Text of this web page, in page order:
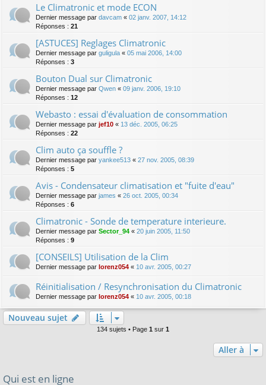
Le Climatronic et mode ECON
Dernier message par davcam « 02 janv. 2007, 14:12
Réponses : 21
[ASTUCES] Reglages Climatronic
Dernier message par guligula « 05 mai 2006, 14:00
Réponses : 3
Bouton Dual sur Climatronic
Dernier message par Qwen « 09 janv. 2006, 19:10
Réponses : 12
Webasto : essai d'évaluation de consommation
Dernier message par jef10 « 13 déc. 2005, 06:25
Réponses : 22
Clim auto ça souffle ?
Dernier message par yankee513 « 27 nov. 2005, 08:39
Réponses : 5
Avis - Condensateur climatisation et "fuite d'eau"
Dernier message par james « 26 oct. 2005, 00:34
Réponses : 6
Climatronic - Sonde de temperature interieure.
Dernier message par Sector_94 « 20 juin 2005, 11:50
Réponses : 9
[CONSEILS] Utilisation de la Clim
Dernier message par lorenz054 « 10 avr. 2005, 00:27
Réinitialisation / Resynchronisation du Climatronic
Dernier message par lorenz054 « 10 avr. 2005, 00:18
Nouveau sujet
134 sujets • Page 1 sur 1
Aller à
Qui est en ligne